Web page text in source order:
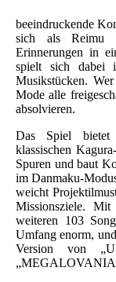
beeindruckende
sich als Reimu
Erinnerungen in
spielt sich dabei
Musikstücken.
Mode alle
absolvieren.
Das Spiel bietet
klassischen
Spuren und baut
im Danmaku-
weicht
Missionsziele.
weiteren 103
Umfang enorm,
Version von